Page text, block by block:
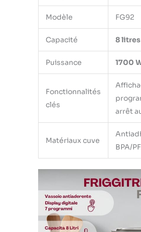
Modèle FG92
Capacité 8 litres
Puissance 1700
Fonctionnalités
clés
arrêt
Matériaux cuve
BPA/